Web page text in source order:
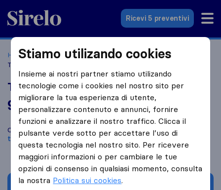
Sirelo.it
Ricevi 5 preventivi
Home Le 10 migliori aziende di traslochi in Italia
Traslochi Pesce & Balbo
Traslochi Pesce & Balbo
9,0 basato su 11
recensioni di Sirelo e Google
i
Confronta Traslochi Pesce & Balbo con altre aziende di
traslochidiAlassio
Chiedi preventivo
Stiamo utilizando cookies
Insieme ai nostri partner stiamo utilizando
tecnologie come i cookies nel nostro sito per
migliorare la tua esperienza di utente,
personalizzare contenuto e annunci, fornire
funzioni e analizzare il nostro traffico. Clicca il
pulsante verde sotto per accettare l’uso di
questa tecnologia nel nostro sito. Per ricevere
maggiori informazioni o per cambiare le tue
opzioni di consenso in qualsiasi momento, consulta
la nostra Politica sui cookies.